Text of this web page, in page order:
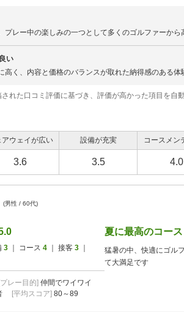
プレー中の楽しみの一つとして多くのゴルファーから
い
高く、内容と価格のバランスが取れた納得感のある体
れた口コミ評価に基づき、評価が高かった項目を自動
アウェイが広い 設備が充実 コースメン
3.6 3.5 4.0
(男性 / 60代)
3 ｜ コース 4 ｜ 接客 3
レー目的] 仲間でワイワイ
[平均スコア] 80～89
夏に最高のコース
猛暑の中、快適にゴル
て大満足です